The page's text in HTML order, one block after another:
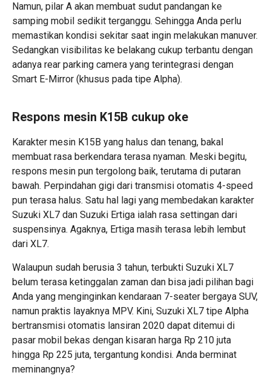
Namun, pilar A akan membuat sudut pandangan ke
samping mobil sedikit terganggu. Sehingga Anda perlu
memastikan kondisi sekitar saat ingin melakukan manuver.
Sedangkan visibilitas ke belakang cukup terbantu dengan
adanya rear parking camera yang terintegrasi dengan
Smart E-Mirror (khusus pada tipe Alpha).
Respons mesin K15B cukup oke
Karakter mesin K15B yang halus dan tenang, bakal
membuat rasa berkendara terasa nyaman. Meski begitu,
respons mesin pun tergolong baik, terutama di putaran
bawah. Perpindahan gigi dari transmisi otomatis 4-speed
pun terasa halus. Satu hal lagi yang membedakan karakter
Suzuki XL7 dan Suzuki Ertiga ialah rasa settingan dari
suspensinya. Agaknya, Ertiga masih terasa lebih lembut
dari XL7.
Walaupun sudah berusia 3 tahun, terbukti Suzuki XL7
belum terasa ketinggalan zaman dan bisa jadi pilihan bagi
Anda yang menginginkan kendaraan 7-seater bergaya SUV,
namun praktis layaknya MPV. Kini, Suzuki XL7 tipe Alpha
bertransmisi otomatis lansiran 2020 dapat ditemui di
pasar mobil bekas dengan kisaran harga Rp 210 juta
hingga Rp 225 juta, tergantung kondisi. Anda berminat
meminangnya?